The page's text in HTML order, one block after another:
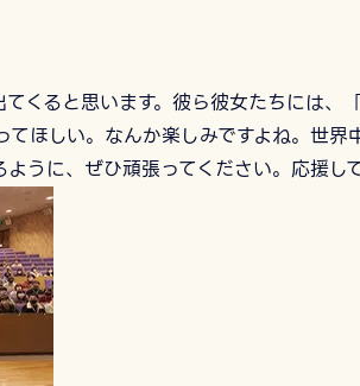
くると思います。彼ら彼女たちには、
ほしい。なんか楽しみですよね。世界
うに、ぜひ頑張ってください。応援して